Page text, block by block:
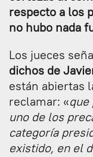
respecto a los
no hubo nada
Los jueces
dichos de
están abiertas
reclamar: «que
uno de los
categoría
existido, en el